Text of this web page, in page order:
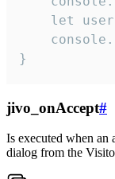
let
}
jivo_onAccept#
Is executed when an
dialog from the